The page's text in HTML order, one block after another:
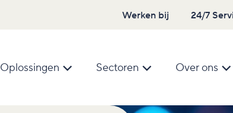
Werken bij 24/7
Oplossingen Sectoren Over ons